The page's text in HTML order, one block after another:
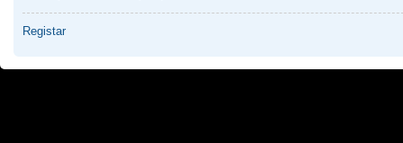
Registar